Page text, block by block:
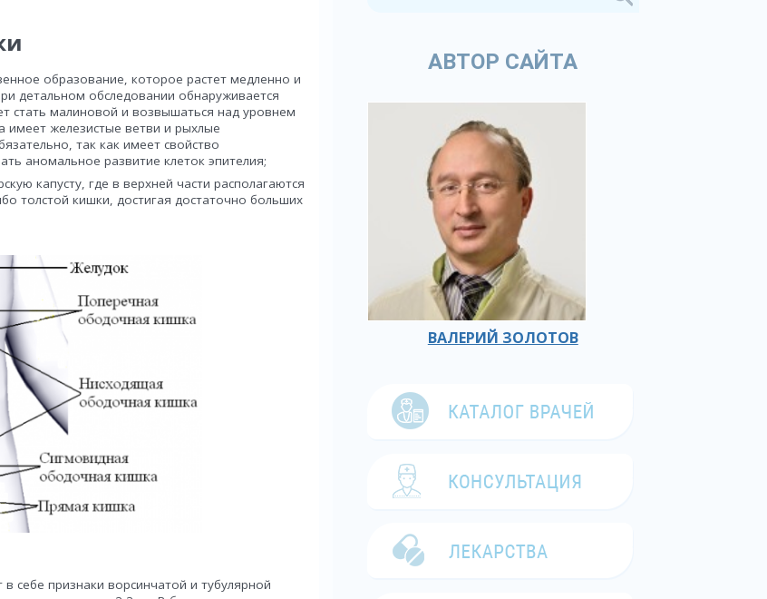
образование, которое растет медленно и
детальном обследовании обнаруживается
стать малиновой и возвышаться над уровнем
имеет железистые ветви и рыхлые
так как имеет свойство
аномальное развитие клеток эпителия;
капусту, где в верхней части располагаются
толстой кишки, достигая достаточно больших
себе признаки ворсинчатой и тубулярной
АВТОР САЙТА
ВАЛЕРИЙ ЗОЛОТОВ